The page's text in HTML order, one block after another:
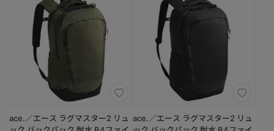
ace.／エース ラグマスター2 リュ ace.／エース ラグマスター2 リュ